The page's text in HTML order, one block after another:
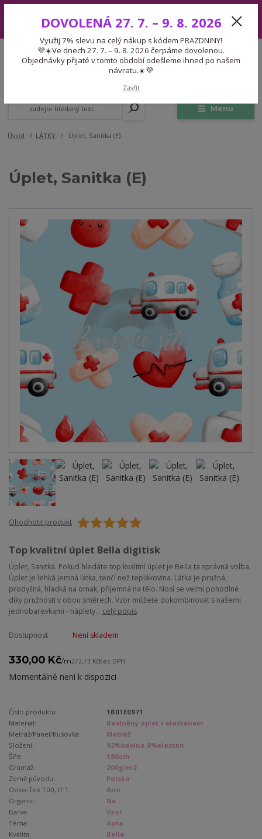
7. – 9. 8. 2026 čerpáme dovolenou. Objednávky přijaté v tomto období
odešleme ihned po našem návratu.☀️💜
Menu
CZK
Expedice 775 866 913
Po-Čt 9-15:30 Pá 9-14:30 Pauza 13-13:45
Úvod LÁTKY Úplet, Sanitka (E)
Úplet, Sanitka (E)
Ohodnotit produkt
Top kvalitní úplet Bella digitisk
Úplet, Sanitka. Pokud hledáte top kvalitní úplet je Bella ta správná volba.
Úplet je lehká jemná látka, tenčí než teplákovina. Látka je pružná,
prodyšná, hladká na omak, příjemná na tělo. Nosí se velmi pohodlně
díky pružnosti v obou směrech. Vzor můžete dokombinovat s našemi
jednobarevkami - náplety... celý popis
Dostupnost Není skladem
330,00 Kč/m272,73 Kčbez DPH
Momentálně není k dispozici
Číslo produktu:
1B01E0971
Materiál:
Bavlněný úplet s elastanem
Metráž/Panel/Kusovka:
Metráž
Složení:
92%bavlna 8%elastan
Šíře:
180cm
Gramáž:
200g/m2
Země původu:
Polsko
Oeko-Tex 100, tř.1:
Ano
Organic:
Ne
Barva:
Vzor
Téma:
Auta
Kvalita:
Bella
DOVOLENÁ 27. 7. – 9. 8. 2026
Využij 7% slevu na celý nákup s kódem PRAZDNINY!
💜☀️Ve dnech 27. 7. – 9. 8. 2026 čerpáme dovolenou.
Objednávky přijaté v tomto období odešleme ihned po našem
návratu.☀️💜
Zavřít